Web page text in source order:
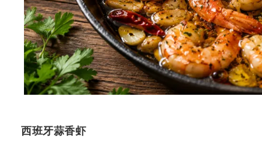
西班牙蒜香虾